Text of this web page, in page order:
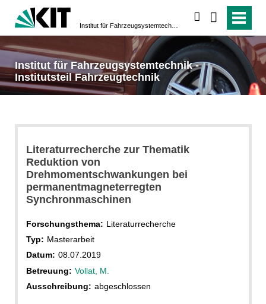
Institut für Fahrzeugsystemtechnik -
Institutsteil Fahrzeugtechnik
Literaturrecherche zur Thematik
Reduktion von
Drehmomentschwankungen bei
permanentmagneterregten
Synchronmaschinen
Forschungsthema: Literaturrecherche
Typ: Masterarbeit
Datum: 08.07.2019
Betreuung: Vollat, M.
Ausschreibung: abgeschlossen